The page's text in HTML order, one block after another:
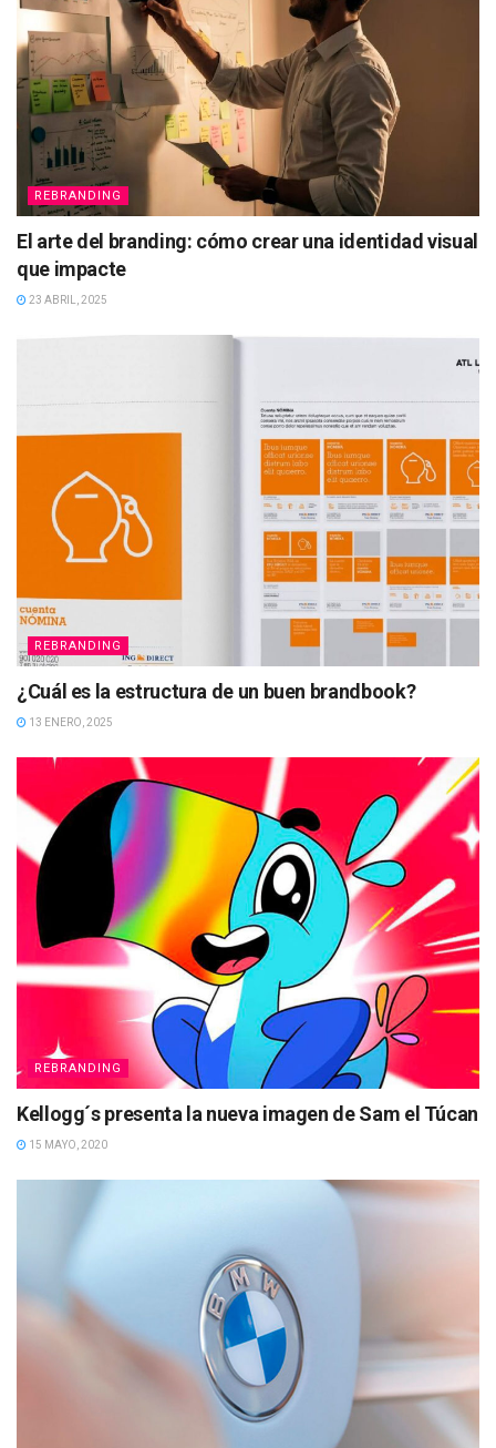
REBRANDING
El arte del branding: cómo crear una identidad visual
que impacte
23 ABRIL, 2025
REBRANDING
¿Cuál es la estructura de un buen brandbook?
13 ENERO, 2025
REBRANDING
Kellogg´s presenta la nueva imagen de Sam el Túcan
15 MAYO, 2020